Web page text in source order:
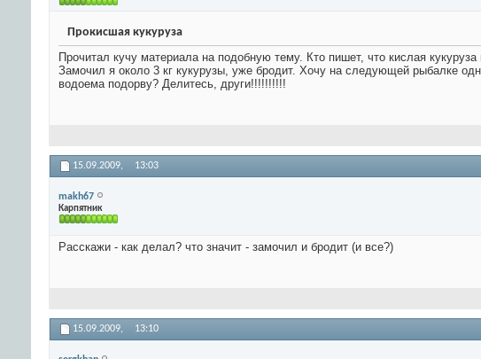
Прокисшая кукуруза
Прочитал кучу материала на подобную тему. Кто пишет, что кислая
Замочил я около 3 кг кукурузы, уже бродит. Хочу на следующей рыбалке
водоема подорву? Делитесь, други!!!!!!!!!!
15.09.2009, 13:03
makh67
Карпятник
Расскажи - как делал? что значит - замочил и бродит (и все?)
15.09.2009, 13:10